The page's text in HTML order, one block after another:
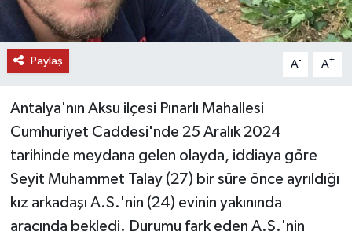
Paylaş A- A+
Antalya'nın Aksu ilçesi Pınarlı Mahallesi
Cumhuriyet Caddesi'nde 25 Aralık 2024
tarihinde meydana gelen olayda, iddiaya göre
Seyit Muhammet Talay (27) bir süre önce ayrıldığı
kız arkadaşı A.S.'nin (24) evinin yakınında
aracında bekledi. Durumu fark eden A.S.'nin
RÖPORTAJ
VİDEO HABERLER
YAZARLAR
RESMİ İLAN